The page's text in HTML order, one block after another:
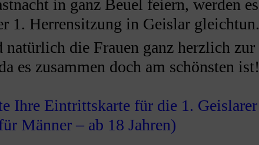
in ganz Beuel feiern, werden es
1. Herrensitzung in Geislar gleichtun.
natürlich die Frauen ganz herzlich zur
es zusammen doch am schönsten ist!
Ihre Eintrittskarte für die 1. Geislarer
Männer – ab 18 Jahren)